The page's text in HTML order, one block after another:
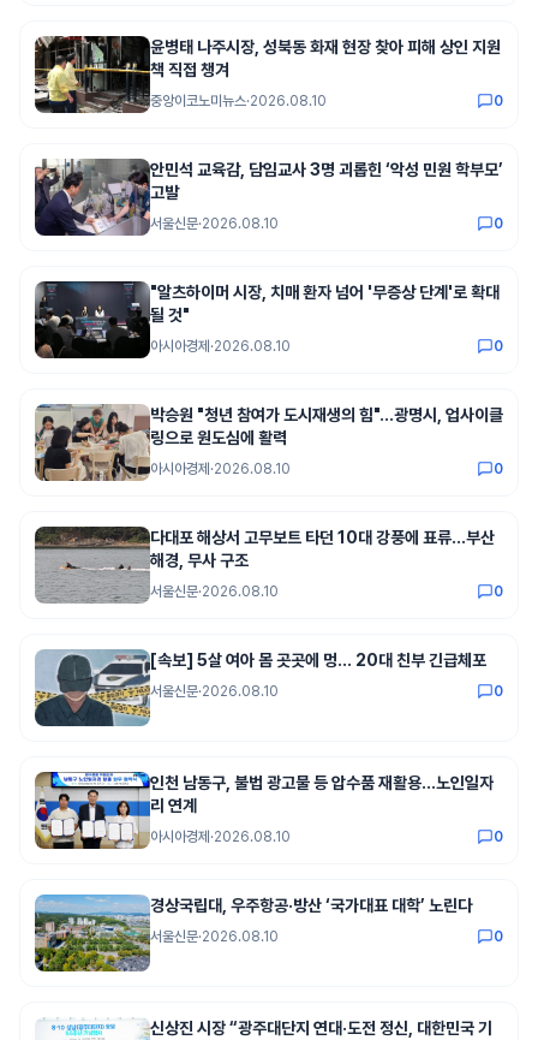
윤병태 나주시장, 성북동 화재 현장 찾아 피해 상인 지원
책 직접 챙겨
중앙이코노미뉴스·2026.08.10 0
안민석 교육감, 담임교사 3명 괴롭힌 ‘악성 민원 학부모’
고발
서울신문·2026.08.10 0
"알츠하이머 시장, 치매 환자 넘어 '무증상 단계'로 확대
될 것"
아시아경제 ·2026.08.10 0
박승원 "청년 참여가 도시재생의 힘"…광명시, 업사이클
링으로 원도심에 활력
아시아경제 ·2026.08.10 0
다대포 해상서 고무보트 타던 10대 강풍에 표류…부산
해경, 무사 구조
서울신문·2026.08.10 0
[속보] 5살 여아 몸 곳곳에 멍… 20대 친부 긴급체포
서울신문·2026.08.10 0
인천 남동구, 불법 광고물 등 압수품 재활용…노인일자
리 연계
아시아경제 ·2026.08.10 0
경상국립대, 우주항공·방산 ‘국가대표 대학’ 노린다
서울신문·2026.08.10 0
신상진 시장 “광주대단지 연대·도전 정신, 대한민국 기